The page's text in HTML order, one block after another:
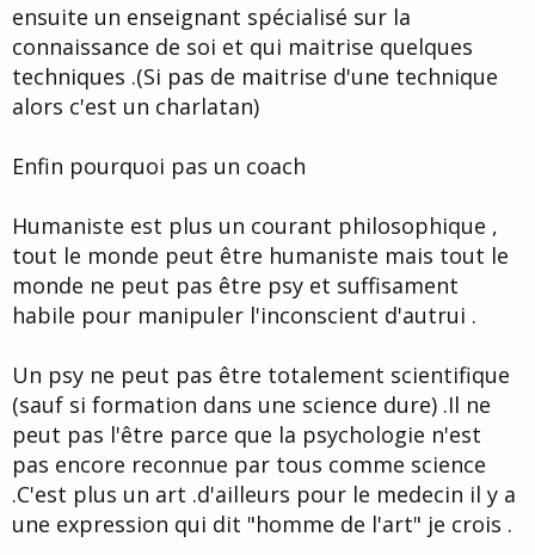
ensuite un enseignant spécialisé sur la
connaissance de soi et qui maitrise quelques
techniques .(Si pas de maitrise d'une technique
alors c'est un charlatan)
Enfin pourquoi pas un coach
Humaniste est plus un courant philosophique ,
tout le monde peut être humaniste mais tout le
monde ne peut pas être psy et suffisament
habile pour manipuler l'inconscient d'autrui .
Un psy ne peut pas être totalement scientifique
(sauf si formation dans une science dure) .Il ne
peut pas l'être parce que la psychologie n'est
pas encore reconnue par tous comme science
.C'est plus un art .d'ailleurs pour le medecin il y a
une expression qui dit "homme de l'art" je crois .